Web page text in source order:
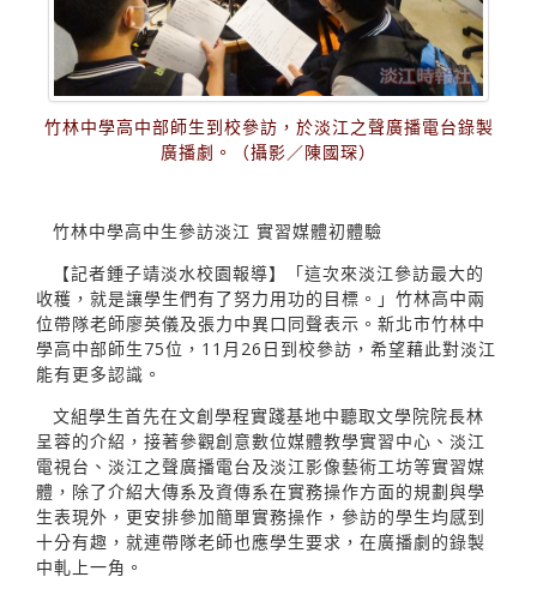
竹林中學高中部師生到校參訪，於淡江之聲廣播電台錄製
廣播劇。（攝影／陳國琛）
竹林中學高中生參訪淡江 實習媒體初體驗
【記者鍾子靖淡水校園報導】「這次來淡江參訪最大的
收穫，就是讓學生們有了努力用功的目標。」竹林高中兩
位帶隊老師廖英儀及張力中異口同聲表示。新北市竹林中
學高中部師生75位，11月26日到校參訪，希望藉此對淡江
能有更多認識。
文組學生首先在文創學程實踐基地中聽取文學院院長林
呈蓉的介紹，接著參觀創意數位媒體教學實習中心、淡江
電視台、淡江之聲廣播電台及淡江影像藝術工坊等實習媒
體，除了介紹大傳系及資傳系在實務操作方面的規劃與學
生表現外，更安排參加簡單實務操作，參訪的學生均感到
十分有趣，就連帶隊老師也應學生要求，在廣播劇的錄製
中軋上一角。